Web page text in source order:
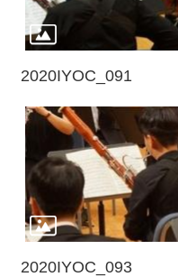
2020IYOC_091
2020IYOC_093